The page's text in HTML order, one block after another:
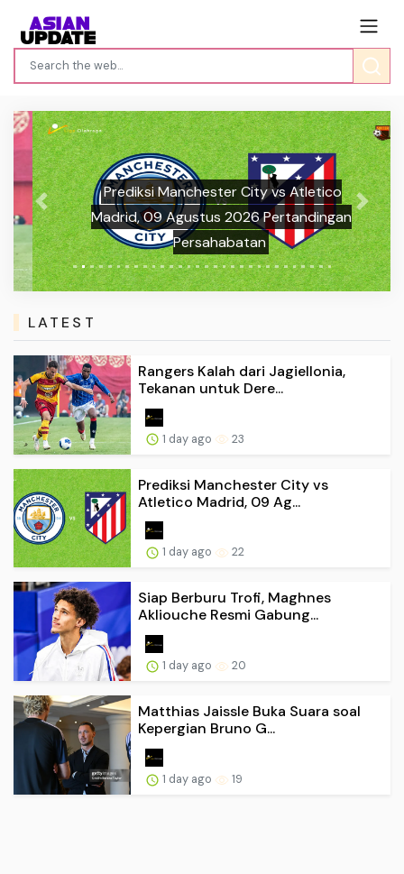
Prediksi Manchester City vs Atletico
Madrid, 09 Agustus 2026 Pertandingan
Persahabatan
Previous Next
LATEST
Rangers Kalah dari Jagiellonia,
Tekanan untuk Dere...
1 day ago 23
Prediksi Manchester City vs
Atletico Madrid, 09 Ag...
1 day ago 22
Siap Berburu Trofi, Maghnes
Akliouche Resmi Gabung...
1 day ago 20
Matthias Jaissle Buka Suara soal
Kepergian Bruno G...
1 day ago 19